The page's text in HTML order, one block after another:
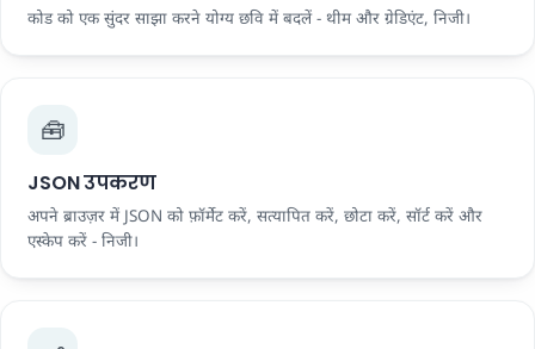
कोड को एक सुंदर साझा करने योग्य छवि में बदलें - थीम और ग्रेडिएंट, निजी।
🧰
JSON उपकरण
अपने ब्राउज़र में JSON को फ़ॉर्मेट करें, सत्यापित करें, छोटा करें, सॉर्ट करें और
एस्केप करें - निजी।